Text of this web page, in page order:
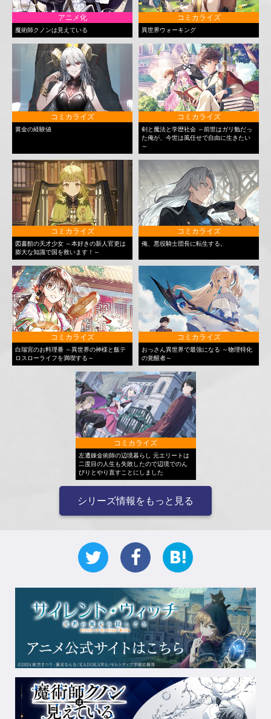
アニメ化
魔術師クノンは見えている
コミカライズ
異世界ウォーキング
コミカライズ
黄金の経験値
コミカライズ
剣と魔法と学歴社会 ～前世はガリ勉だっ
た俺が、今世は風任せで自由に生きたい
～
コミカライズ
図書館の天才少女 ～本好きの新人官吏は
膨大な知識で国を救います！～
コミカライズ
俺、悪役騎士団長に転生する。
コミカライズ
白瑞宮のお料理番 ～異世界の神様と飯テ
ロスローライフを満喫する～
コミカライズ
おっさん異世界で最強になる ～物理特化
の覚醒者～
コミカライズ
左遷錬金術師の辺境暮らし 元エリートは
二度目の人生も失敗したので辺境でのん
びりとやり直すことにしました
シリーズ情報をもっと見る